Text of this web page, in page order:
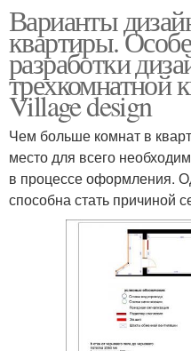
Варианты
квартиры.
разработки
трехкомнатной
Village design
Чем больше комнат в
место для всего
в процессе оформления.
способна стать причиной